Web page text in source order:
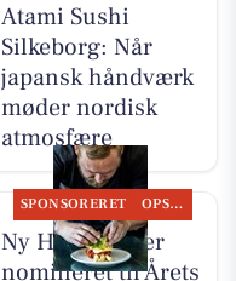
Atami Sushi
Silkeborg: Når
japansk håndværk
møder nordisk
atmosfære
SPONSORERET OPSLAGSTAVLEN
Ny Hattenæs er
nomineret til Årets